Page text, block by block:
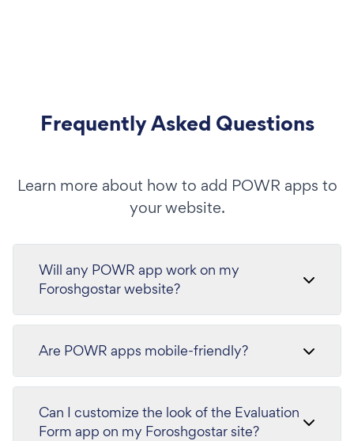
Frequently Asked Questions
Learn more about how to add POWR apps to
your website.
Will any POWR app work on my
Foroshgostar website?
Are POWR apps mobile-friendly?
Can I customize the look of the Evaluation
Form app on my Foroshgostar site?